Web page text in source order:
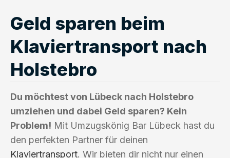
Geld sparen beim
Klaviertransport nach
Holstebro
Du möchtest von Lübeck nach Holstebro
umziehen und dabei Geld sparen? Kein
Problem! Mit Umzugskönig Bar Lübeck hast du
den perfekten Partner für deinen
Klaviertransport. Wir bieten dir nicht nur einen